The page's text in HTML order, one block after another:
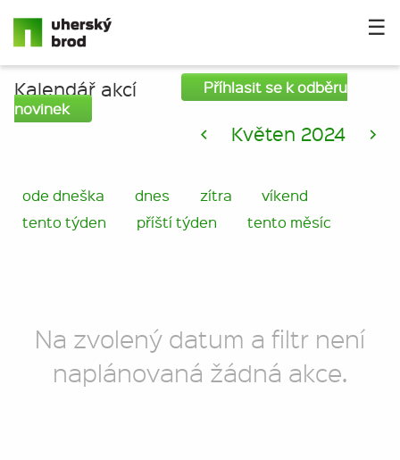
☰
Kalendář akcí
Příhlasit se k odběru
novinek
< Květen 2024 >
ode dneška dnes zítra
víkend
tento týden
příští týden tento měsíc
Na zvolený datum a filtr není
naplánovaná žádná akce.